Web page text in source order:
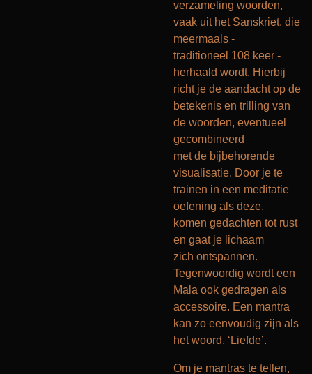
verzameling woorden,
vaak uit het Sanskriet, die
meermaals -
traditioneel 108 keer -
herhaald wordt. Hierbij
richt je de aandacht op de
betekenis en trilling van
de woorden, eventueel
gecombineerd
met de bijbehorende
visualisatie. Door je te
trainen in een meditatie
oefening als deze,
komen gedachten tot rust
en gaat je lichaam
zich ontspannen.
Tegenwoordig wordt een
Mala ook gedragen als
accessoire. Een mantra
kan zo eenvoudig zijn als
het woord, ‘Liefde’.
Om je mantras te tellen,